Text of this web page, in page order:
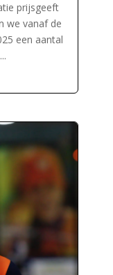
prijsgeeft
we vanaf de
een aantal